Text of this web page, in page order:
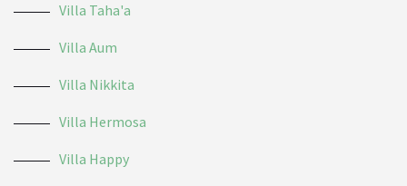
Villa Taha'a
Villa Aum
Villa Nikkita
Villa Hermosa
Villa Happy